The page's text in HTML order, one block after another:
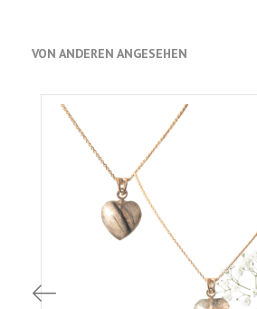
VON ANDEREN ANGESEHEN